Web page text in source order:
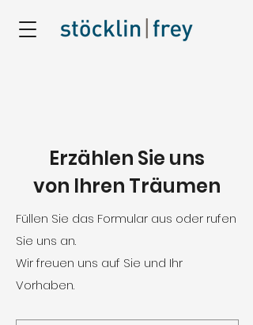
Erzählen Sie uns
von Ihren Träumen
Füllen Sie das Formular aus oder rufen
Sie uns an.
Wir freuen uns auf Sie und Ihr
Vorhaben.